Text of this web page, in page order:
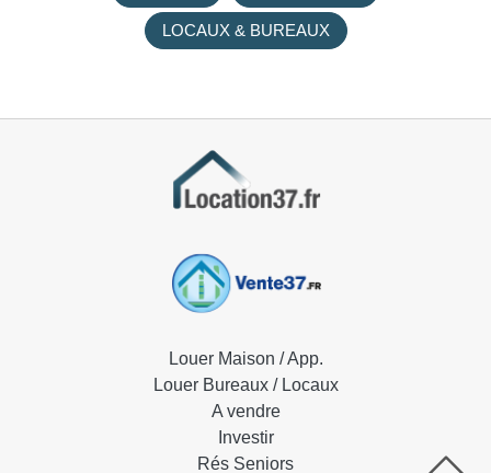
LOCAUX & BUREAUX
Louer Maison / App.
Louer Bureaux / Locaux
A vendre
Investir
Rés Seniors